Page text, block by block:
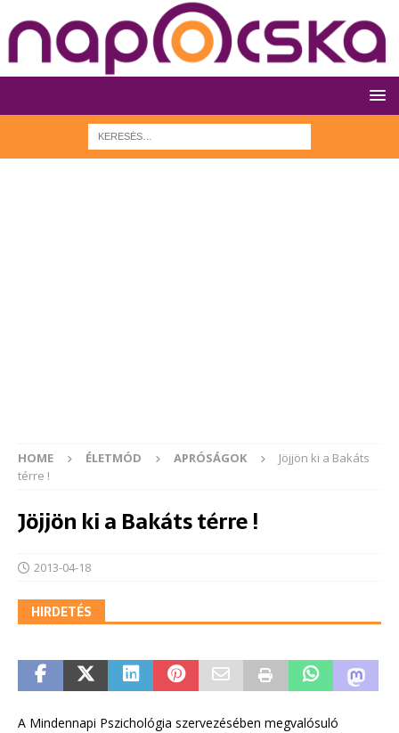
HOME ÉLETMÓD APRÓSÁGOK
Jöjjön ki a Bakáts
térre !
Jöjjön ki a Bakáts térre !
2013-04-18
HIRDETÉS
A Mindennapi Pszichológia szervezésében megvalósuló